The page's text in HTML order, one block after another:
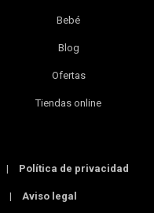
Bebé
Blog
Ofertas
Tiendas online
| Política de privacidad
| Aviso legal